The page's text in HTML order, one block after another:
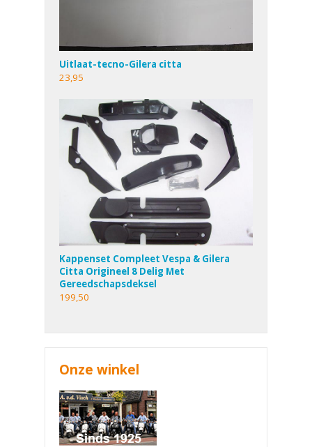
Uitlaat-tecno-Gilera citta
23,95
Kappenset Compleet Vespa & Gilera
Citta Origineel 8 Delig Met
Gereedschapsdeksel
199,50
Onze winkel